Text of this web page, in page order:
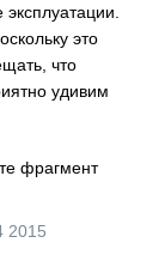
это
что
удивим
фрагмент
2015